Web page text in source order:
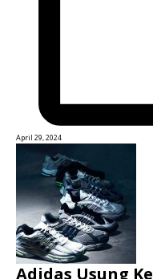
April 29, 2024
Adidas Usung